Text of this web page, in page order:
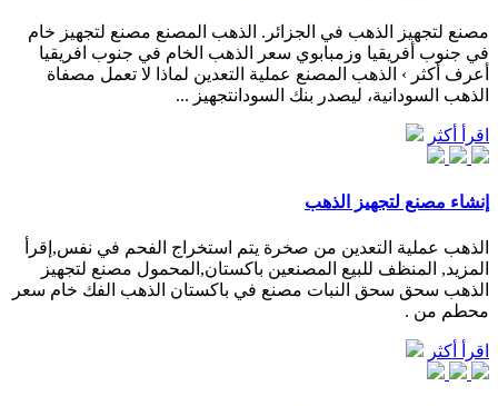
مصنع لتجهيز الذهب في الجزائر. الذهب المصنع مصنع لتجهيز خام
في جنوب أفريقيا وزمبابوي سعر الذهب الخام في جنوب افريقيا
أعرف أكثر › الذهب المصنع عملية التعدين لماذا لا تعمل مصفاة
الذهب السودانية، ليصدر بنك السودانتجهيز ...
اقرأ أكثر
إنشاء مصنع لتجهيز الذهب
الذهب عملية التعدين من صخرة يتم استخراج الفحم في نفس,إقرأ
المزيد, المنظف للبيع المصنعين باكستان,المحمول مصنع لتجهيز
الذهب سحق سحق النبات مصنع في باكستان الذهب الفك خام سعر
محطم من .
اقرأ أكثر